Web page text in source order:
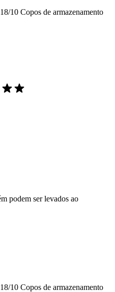
10 Copos de armazenamento
podem ser levados ao
10 Copos de armazenamento